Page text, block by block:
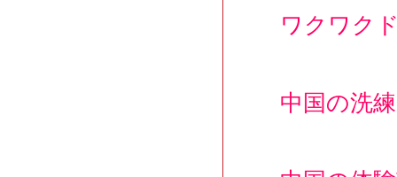
ワクワク
中国の洗